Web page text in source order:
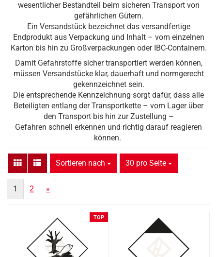
wesentlicher Bestandteil beim sicheren Transport von
gefährlichen Gütern.
Ein Versandstück bezeichnet das versandfertige
Endprodukt aus Verpackung und Inhalt – vom einzelnen
Karton bis hin zu Großverpackungen oder IBC-Containern.
Damit Gefahrstoffe sicher transportiert werden können,
müssen Versandstücke klar, dauerhaft und normgerecht
gekennzeichnet sein.
Die entsprechende Kennzeichnung sorgt dafür, dass alle
Beteiligten entlang der Transportkette – vom Lager über
den Transport bis hin zur Zustellung –
Gefahren schnell erkennen und richtig darauf reagieren
können.
Sortieren nach
Sortieren nach 30 pro Seite
pro Seite
1 2 »
TOP